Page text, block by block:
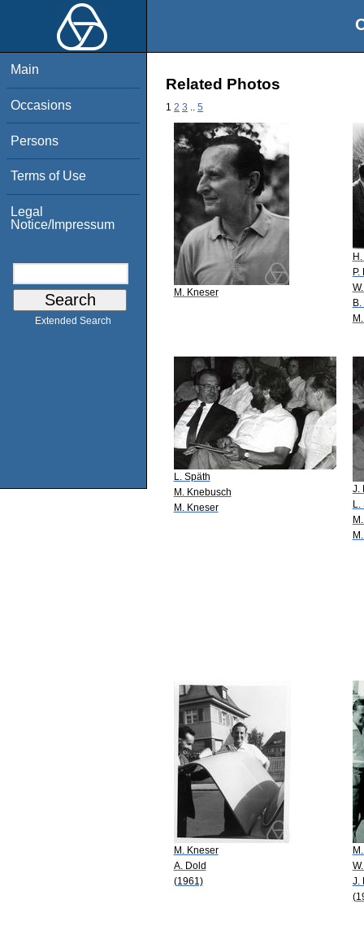
Main
Occasions
Persons
Terms of Use
Legal
Notice/Impressum
Extended Search
Related Photos
1 2 3 5
M. Kneser
P.
L. Späth
M. Knebusch
M. Kneser
J.
L.
M. Kneser
A. Dold
(1961)
J.